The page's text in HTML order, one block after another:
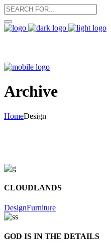
Archive
HomeDesign
CLOUDLANDS
DesignFurniture
GOD IS IN THE DETAILS